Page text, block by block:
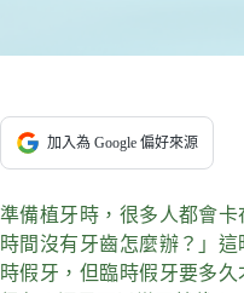
加入為 Google 偏好來源
準備植牙時，很多人都會
時間沒有牙齒怎麼辦？」
時假牙，但臨時假牙要多